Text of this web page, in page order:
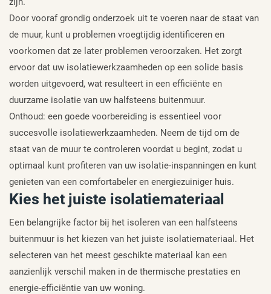
Door vooraf grondig onderzoek uit te voeren naar de staat van
de muur, kunt u problemen vroegtijdig identificeren en
voorkomen dat ze later problemen veroorzaken. Het zorgt
ervoor dat uw isolatiewerkzaamheden op een solide basis
worden uitgevoerd, wat resulteert in een efficiënte en
duurzame isolatie van uw halfsteens buitenmuur.
Onthoud: een goede voorbereiding is essentieel voor
succesvolle isolatiewerkzaamheden. Neem de tijd om de
staat van de muur te controleren voordat u begint, zodat u
optimaal kunt profiteren van uw isolatie-inspanningen en kunt
genieten van een comfortabeler en energiezuiniger huis.
Kies het juiste isolatiemateriaal
Een belangrijke factor bij het isoleren van een halfsteens
buitenmuur is het kiezen van het juiste isolatiemateriaal. Het
selecteren van het meest geschikte materiaal kan een
aanzienlijk verschil maken in de thermische prestaties en
energie-efficiëntie van uw woning.